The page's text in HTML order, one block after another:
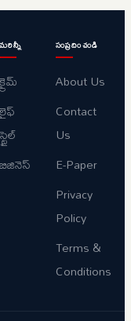
మరిన్నీ
క్రైమ్
లైఫ్
స్టైల్
బిజినెస్
సంప్రదించండి
About Us
Contact
Us
E-Paper
Privacy
Policy
Terms &
Conditions